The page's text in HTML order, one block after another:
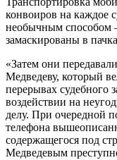
конвоиров на каждое
необычным
замаскированы в
«Затем они
Медведеву, который
перерывах судебного
воздействии на
делу. При очередной
телефона
содержащегося под
Медведевым